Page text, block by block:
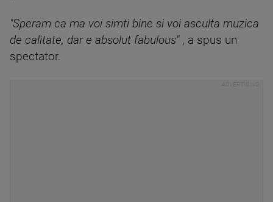
"Speram ca ma voi simti bine si voi asculta muzica
de calitate, dar e absolut fabulous", a spus un
spectator.